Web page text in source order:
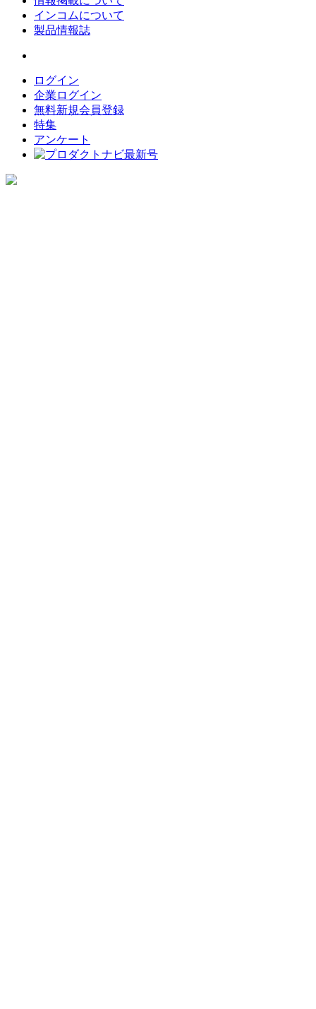
インコムについて
製品情報誌
ログイン
企業ログイン
無料新規会員登録
特集
アンケート